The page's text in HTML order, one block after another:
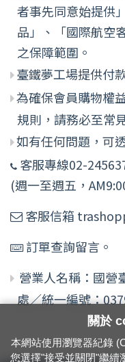
者事先同意始提供
品」、「國際航空
之保障範圍。
臺鐵夢工場提供付
為確保會員購物權
規則，請務必至常
如有任何問題，可
客服專線02-
(週一至週五，
客服信箱
訂單查詢留言。
營業人名稱：國營
處／統一編號：
關於
本網站使用瀏覽器紀錄
您選擇"接受並關閉"繼續